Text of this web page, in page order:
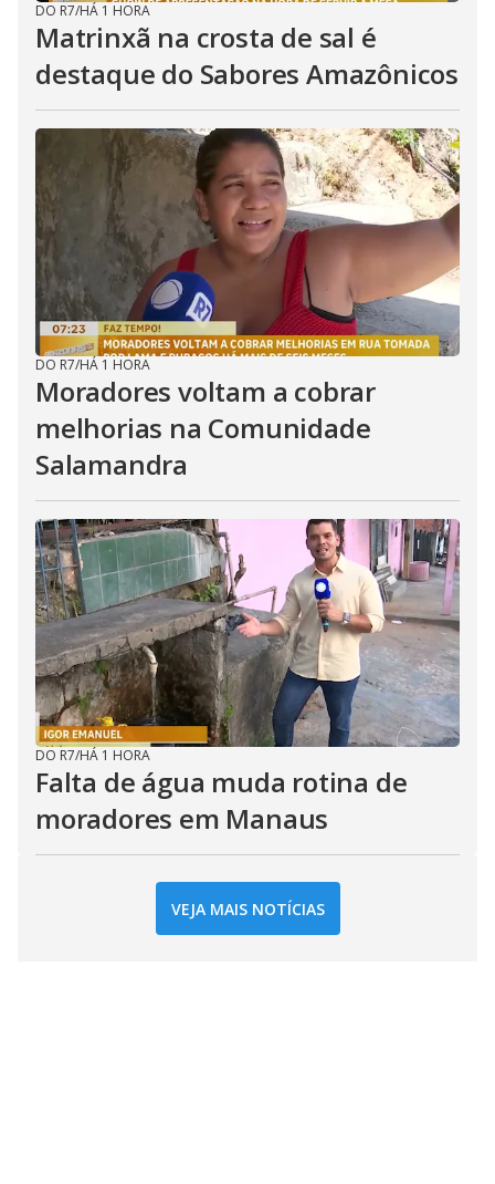
DO R7/HÁ 1 HORA
Matrinxã na crosta de sal é
destaque do Sabores Amazônicos
DO R7/HÁ 1 HORA
Moradores voltam a cobrar
melhorias na Comunidade
Salamandra
DO R7/HÁ 1 HORA
Falta de água muda rotina de
moradores em Manaus
VEJA MAIS NOTÍCIAS